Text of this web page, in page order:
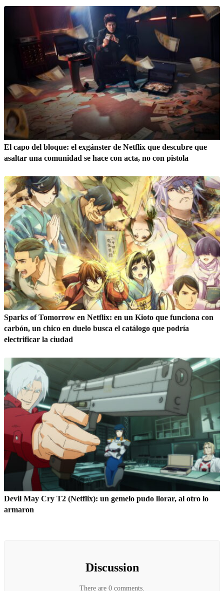
El capo del bloque: el exgánster de Netflix que descubre que
asaltar una comunidad se hace con acta, no con pistola
Sparks of Tomorrow en Netflix: en un Kioto que funciona con
carbón, un chico en duelo busca el catálogo que podría
electrificar la ciudad
Devil May Cry T2 (Netflix): un gemelo pudo llorar, al otro lo
armaron
Discussion
There are 0 comments.